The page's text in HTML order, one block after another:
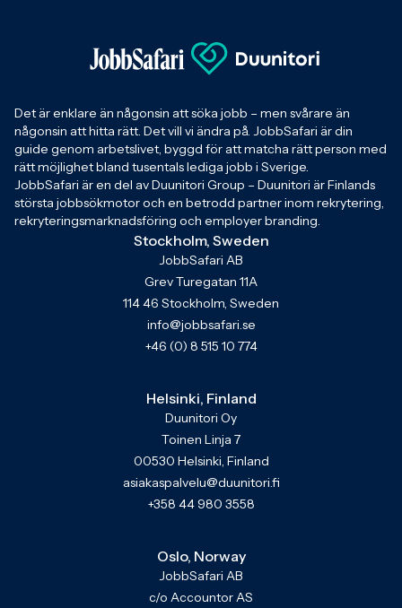
Det är enklare än någonsin att söka jobb – men svårare än
någonsin att hitta rätt. Det vill vi ändra på. JobbSafari är din
guide genom arbetslivet, byggd för att matcha rätt person med
rätt möjlighet bland tusentals lediga jobb i Sverige.
JobbSafari är en del av Duunitori Group – Duunitori är Finlands
största jobbsökmotor och en betrodd partner inom rekrytering,
rekryteringsmarknadsföring och employer branding.
Stockholm, Sweden
JobbSafari AB
Grev Turegatan 11A
114 46 Stockholm, Sweden
info@jobbsafari.se
+46 (0) 8 515 10 774
Helsinki, Finland
Duunitori Oy
Toinen Linja 7
00530 Helsinki, Finland
asiakaspalvelu@duunitori.fi
+358 44 980 3558
Oslo, Norway
JobbSafari AB
c/o Accountor AS